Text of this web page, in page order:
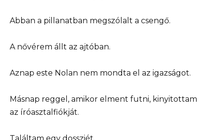
Abban a pillanatban megszólalt a csengő.
A nővérem állt az ajtóban.
Aznap este Nolan nem mondta el az igazságot.
Másnap reggel, amikor elment futni, kinyitottam
az íróasztalfiókját.